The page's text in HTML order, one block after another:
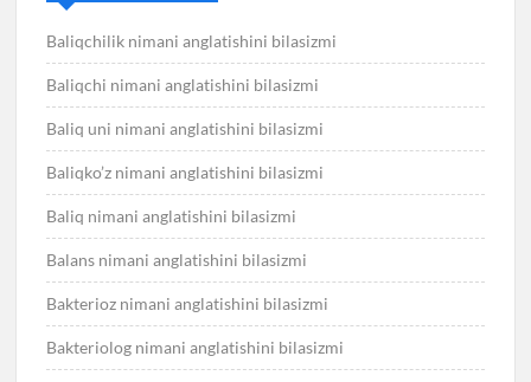
Baliqchilik nimani anglatishini bilasizmi
Baliqchi nimani anglatishini bilasizmi
Baliq uni nimani anglatishini bilasizmi
Baliqko’z nimani anglatishini bilasizmi
Baliq nimani anglatishini bilasizmi
Balans nimani anglatishini bilasizmi
Bakterioz nimani anglatishini bilasizmi
Bakteriolog nimani anglatishini bilasizmi